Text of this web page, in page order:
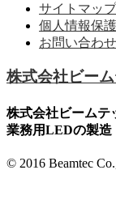
サイトマップ
個人情報保
お問い合わせ
株式会社ビー
株式会社ビームテ
業務用LEDの製造
© 2016 Beamtec